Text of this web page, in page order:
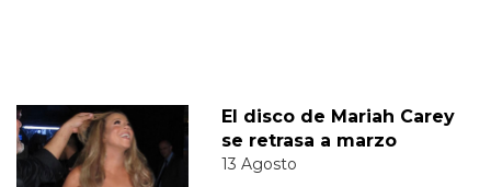
El disco de Mariah Carey
se retrasa a marzo
13 Agosto